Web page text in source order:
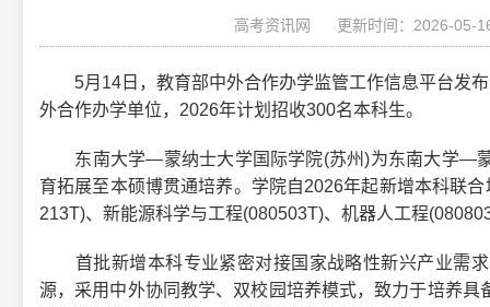
高考资讯网 更新时间：2026-05-
5月14日，教育部中外合作办学监管工作信息平台发
外合作办学单位，2026年计划招收300名本科生。
东南大学—蒙纳士大学国际学院(苏州)为东南大学—蒙
育拓展至本硕博贯通培养。学院自2026年起新增本科联
213T)、新能源科学与工程(080503T)、机器人工程
首批新增本科专业紧密对接国家战略性新兴产业需求
源，采用中外协同教学、双校园培养模式，致力于培养